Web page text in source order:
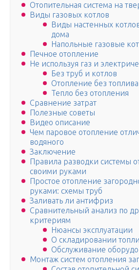
Отопительная система на
Виды газовых котлов
Виды настенных
дома
Напольные газовые
Печное отопление
Не используя газ и
Без труб и котлов
Отопление без топлива
Тепло без отопления
Сравнение затрат
Полезные советы
Видео описание
Чем паровое отопление
водяного
Заключение
Правила разводки системы
своими руками
Простое отопление
руками: схемы труб
Заливать ли антифриз
Сравнительный анализ по
критериям
Нюансы эксплуатации
О складировании
Обслуживание
Монтаж систем отопления